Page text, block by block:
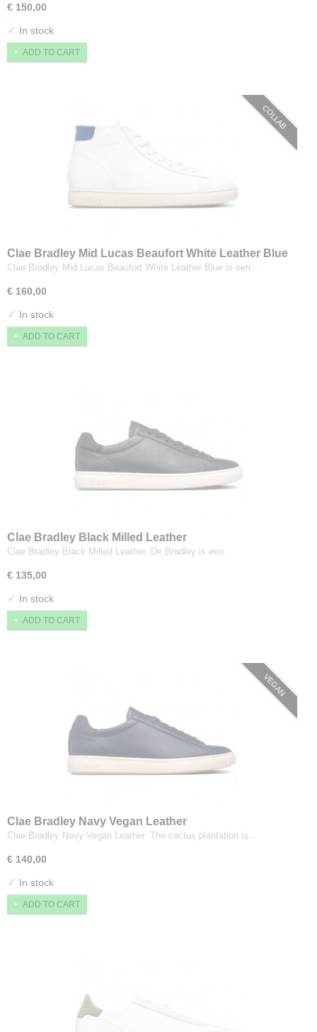
€ 150,00
✓ In stock
ADD TO CART
COLLAB
Clae Bradley Mid Lucas Beaufort White Leather Blue
Clae Bradley Mid Lucas Beaufort White Leather Blue is een…
€ 160,00
✓ In stock
ADD TO CART
Clae Bradley Black Milled Leather
Clae Bradley Black Milled Leather. De Bradley is een…
€ 135,00
✓ In stock
ADD TO CART
VEGAN
Clae Bradley Navy Vegan Leather
Clae Bradley Navy Vegan Leather. The cactus plantation is…
€ 140,00
✓ In stock
ADD TO CART